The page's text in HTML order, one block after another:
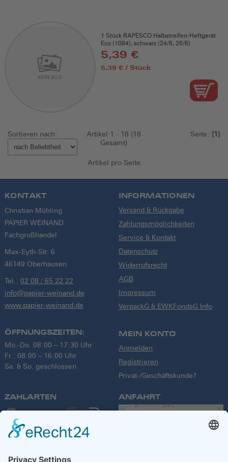
1 Stück RAPESCO Halbstreifen-Heftgerät
Eco (1084), schwarz (24/6, 26/6)
5,39 €
5,39 € / Stück
Sortieren nach:
Artikel 1 - 18 (18
Gesamt)
Artikel pro Seite
Seite: [1]
KONTAKT
Christian Mühling
PAPIER WEINAND
Fachgroßhandel
Max-Eyth-Str. 6
46149 Oberhausen
Tel.: 02 08 / 65 22 22
info@papier-weinand.de
www.papier-weinand.de
ÖFFNUNGSZEITEN:
Mo.-Do. 08:00 – 17:30 Uhr
Fr.: 08:00 – 16:00 Uhr
Sa. & So. geschlossen
INFORMATIONEN
Versand & Rückgabe
Zahlungsmöglichkeiten
Service & Kontakt
Datenschutz
Widerrufsrecht
AGB
Impressum
VerpackG & EWKFondsG Info
MEIN KONTO
Anmelden
Registrieren
Privat-/Geschäftskunde?
ZAHLARTEN ANFAHRT